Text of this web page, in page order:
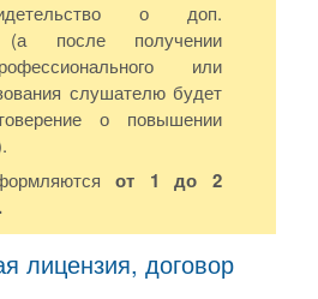
о доп.
(а после получении
или
слушателю будет
о повышении
от 1 до 2
лицензия, договор